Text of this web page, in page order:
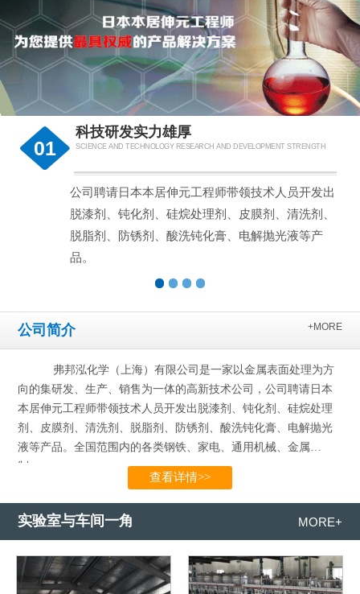
01
科技研发实力雄厚
SCIENCE AND TECHNOLOGY RESEARCH AND DEVELOPMENT STRENGTH
公司聘请日本本居伸元工程师带领技术人员开发出
脱漆剂、钝化剂、硅烷处理剂、皮膜剂、清洗剂、
脱脂剂、防锈剂、酸洗钝化膏、电解抛光液等产
品。
公司简介 +MORE
弗邦泓化学（上海）有限公司是一家以金属表面处理为方
向的集研发、生产、销售为一体的高新技术公司，公司聘请日本
本居伸元工程师带领技术人员开发出脱漆剂、钝化剂、硅烷处理
剂、皮膜剂、清洗剂、脱脂剂、防锈剂、酸洗钝化膏、电解抛光
液等产品。全国范围内的各类钢铁、家电、通用机械、金属
制…...
查看详情>>
实验室与车间一角 MORE+